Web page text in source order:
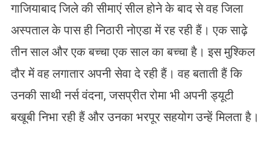
गाजियाबाद जिले की सीमाएं सील होने के बाद से वह जिला
अस्पताल के पास ही निठारी नोएडा में रह रही हैं। एक साढ़े
तीन साल और एक बच्चा एक साल का बच्चा है। इस मुश्किल
दौर में वह लगातार अपनी सेवा दे रही हैं। वह बताती हैं कि
उनकी साथी नर्स वंदना, जसप्रीत रोमा भी अपनी ड्यूटी
बखूबी निभा रही हैं और उनका भरपूर सहयोग उन्हें मिलता है।